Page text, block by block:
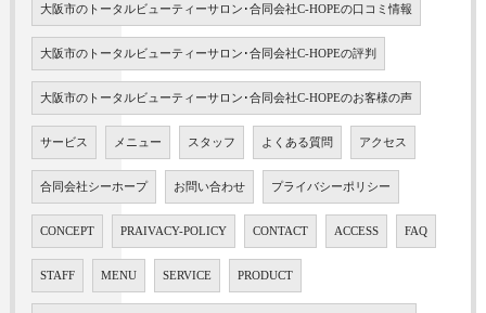
大阪市のトータルビューティーサロン･合同会社C-HOPEの口コミ情報
大阪市のトータルビューティーサロン･合同会社C-HOPEの評判
大阪市のトータルビューティーサロン･合同会社C-HOPEのお客様の声
サービス メニュー スタッフ よくある質問 アクセス
合同会社シーホープ お問い合わせ プライバシーポリシー
CONCEPT PRAIVACY-POLICY CONTACT ACCESS FAQ
STAFF MENU SERVICE PRODUCT